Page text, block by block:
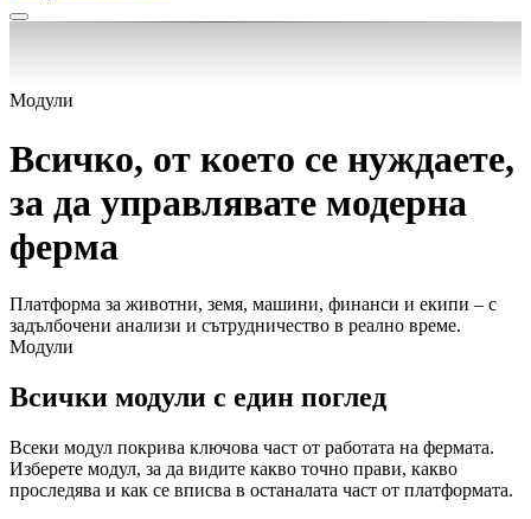
Модули
Всичко, от което се нуждаете,
за да управлявате модерна
ферма
Платформа за животни, земя, машини, финанси и екипи – с
задълбочени анализи и сътрудничество в реално време.
Модули
Всички модули с един поглед
Всеки модул покрива ключова част от работата на фермата.
Изберете модул, за да видите какво точно прави, какво
проследява и как се вписва в останалата част от платформата.